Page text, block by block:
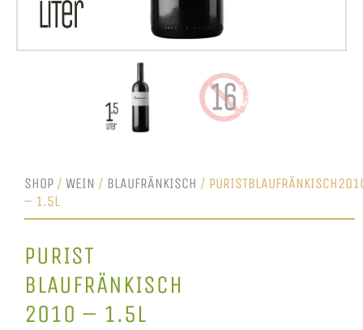
SHOP / WEIN / BLAUFRÄNKISCH /
– 1.5L
PURIST
BLAUFRÄNKISCH
2010 – 1.5L